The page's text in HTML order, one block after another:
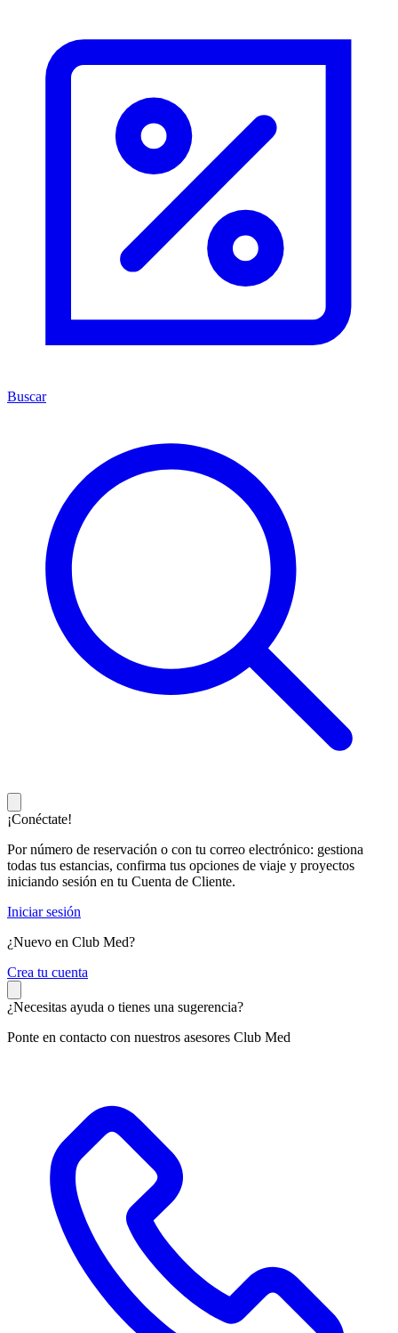
Buscar
¡Conéctate!
Por número de reservación o con tu correo electrónico: gestiona
todas tus estancias, confirma tus opciones de viaje y proyectos
iniciando sesión en tu Cuenta de Cliente.
Iniciar sesión
¿Nuevo en Club Med?
Crea tu cuenta
¿Necesitas ayuda o tienes una sugerencia?
Ponte en contacto con nuestros asesores Club Med